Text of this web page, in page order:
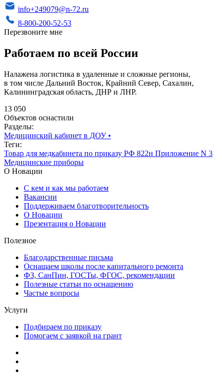
info+249079@n-72.ru
8-800-200-52-53
Перезвоните мне
Работаем по всей России
Налажена логистика в удаленные и сложные регионы,
в том числе Дальний Восток, Крайний Север, Сахалин,
Калининградская область, ДНР и ЛНР.
13 050
Объектов оснастили
Разделы:
Медицинский кабинет в ДОУ•
Теги:
Товар для медкабинета по приказу РФ 822н Приложение N 3
Медицинские приборы
О Новации
С кем и как мы работаем
Вакансии
Поддерживаем благотворительность
О Новации
Презентация о Новации
Полезное
Благодарственные письма
Оснащаем школы после капитального ремонта
ФЗ, СанПин, ГОСТы, ФГОС, рекомендации
Полезные статьи по оснащению
Частые вопросы
Услуги
Подбираем по приказу
Помогаем с заявкой на грант